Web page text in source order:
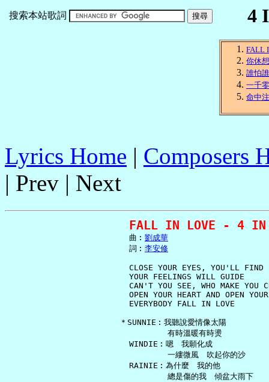
4
搜索本站歌詞
FALL
你休想
誰怕誰
一千
命中
Lyrics Home | Composers
| Prev | Next
FALL IN LOVE - 4 IN
     曲︰
劉成華
     詞︰
李安修
     CLOSE YOUR EYES, YOU'LL FIND
     YOUR FEELINGS WILL GUIDE
CAN'T YOU SEE, WHO MAKE YOU
OPEN YOUR HEART AND OPEN
     EVERYBODY FALL IN LOVE
   ＊SUNNIE︰我聽說愛情像太陽
             有時溫暖有時燙
     WINDIE︰嗯　我願化成
             一縷微風　吹起你的沙
     RAINIE︰為什麼　我的他
             總是傷的我　傾盆大雨下